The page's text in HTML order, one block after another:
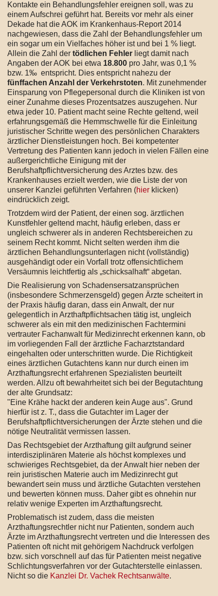
Kontakte ein Behandlungsfehler ereignen soll, was zu
einem Aufschrei geführt hat. Bereits vor mehr als einer
Dekade hat die AOK im Krankenhaus-Report 2014
nachgewiesen, dass die Zahl der Behandlungsfehler um
ein sogar um ein Vielfaches höher ist und bei 1 % liegt.
Allein die Zahl der tödlichen Fehler liegt damit nach
Angaben der AOK bei etwa 18.800 pro Jahr, was 0,1 %
bzw. 1‰ entspricht. Dies entspricht nahezu der
fünffachen Anzahl der Verkehrstoten. Mit zunehmender
Einsparung von Pflegepersonal durch die Kliniken ist von
einer Zunahme dieses Prozentsatzes auszugehen. Nur
etwa jeder 10. Patient macht seine Rechte geltend, weil
erfahrungsgemäß die Hemmschwelle für die Einleitung
juristischer Schritte wegen des persönlichen Charakters
ärztlicher Dienstleistungen hoch. Bei kompetenter
Vertretung des Patienten kann jedoch in vielen Fällen eine
außergerichtliche Einigung mit der
Berufshaftpflichtversicherung des Arztes bzw. des
Krankenhauses erzielt werden, wie die Liste der von
unserer Kanzlei geführten Verfahren (hier klicken)
eindrücklich zeigt.
Trotzdem wird der Patient, der einen sog. ärztlichen
Kunstfehler geltend macht, häufig erleben, dass er
ungleich schwerer als in anderen Rechtsbereichen zu
seinem Recht kommt. Nicht selten werden ihm die
ärztlichen Behandlungsunterlagen nicht (vollständig)
ausgehändigt oder ein Vorfall trotz offensichtlichem
Versäumnis leichtfertig als „schicksalhaft“ abgetan.
Die Realisierung von Schadensersatzansprüchen
(insbesondere Schmerzensgeld) gegen Ärzte scheitert in
der Praxis häufig daran, dass ein Anwalt, der nur
gelegentlich in Arzthaftpflichtsachen tätig ist, ungleich
schwerer als ein mit den medizinischen Fachtermini
vertrauter Fachanwalt für Medizinrecht erkennen kann, ob
im vorliegenden Fall der ärztliche Facharztstandard
eingehalten oder unterschritten wurde. Die Richtigkeit
eines ärztlichen Gutachtens kann nur durch einen im
Arzthaftungsrecht erfahrenen Spezialisten beurteilt
werden. Allzu oft bewahrheitet sich bei der Begutachtung
der alte Grundsatz:
"Eine Krähe hackt der anderen kein Auge aus". Grund
hierfür ist z. T., dass die Gutachter im Lager der
Berufshaftpflichtversicherungen der Ärzte stehen und die
nötige Neutralität vermissen lassen.
Das Rechtsgebiet der Arzthaftung gilt aufgrund seiner
interdisziplinären Materie als höchst komplexes und
schwieriges Rechtsgebiet, da der Anwalt hier neben der
rein juristischen Materie auch im Medizinrecht gut
bewandert sein muss und ärztliche Gutachten verstehen
und bewerten können muss. Daher gibt es ohnehin nur
relativ wenige Experten im Arzthaftungsrecht.
Problematisch ist zudem, dass die meisten
Arzthaftungsrechtler nicht nur Patienten, sondern auch
Ärzte im Arzthaftungsrecht vertreten und die Interessen des
Patienten oft nicht mit gehörigem Nachdruck verfolgen
bzw. sich vorschnell auf das für Patienten meist negative
Schlichtungsverfahren vor der Gutachterstelle einlassen.
Nicht so die Kanzlei Dr. Vachek Rechtsanwälte.